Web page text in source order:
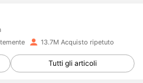
13.7M Acquisto ripetuto
Tutti gli articoli